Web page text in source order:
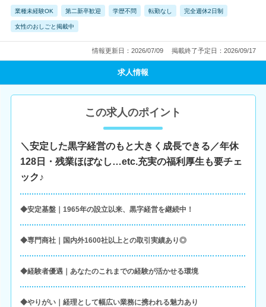
業種未経験OK 第二新卒歓迎 学歴不問 転勤なし 完全週休2日制
女性のおしごと掲載中
情報更新日：2026/07/09 掲載終了予定日：2026/09/17
求人情報
この求人のポイント
＼安定した黒字経営のもと大きく成長できる／年休
128日・残業ほぼなし…etc.充実の福利厚生も要チェ
ック♪
◆安定基盤｜1965年の設立以来、黒字経営を継続中！
◆専門商社｜国内外1600社以上との取引実績あり◎
◆経験者優遇｜あなたのこれまでの経験が活かせる環境
◆やりがい｜経理として幅広い業務に携われる魅力あり